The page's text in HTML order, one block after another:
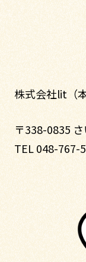
株式会社lit（本
〒338-0835
TEL 048-767-